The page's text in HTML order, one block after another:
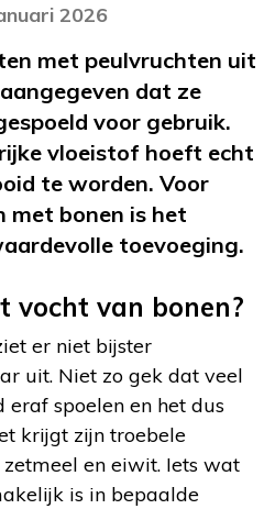
2026
met peulvruchten uit
dat ze
voor gebruik.
vloeistof hoeft echt
te worden. Voor
met bonen is het
toevoeging.
vocht van bonen?
er niet bijster
uit. Niet zo gek dat veel
eraf spoelen en het dus
krijgt zijn troebele
en eiwit. Iets wat
is in bepaalde